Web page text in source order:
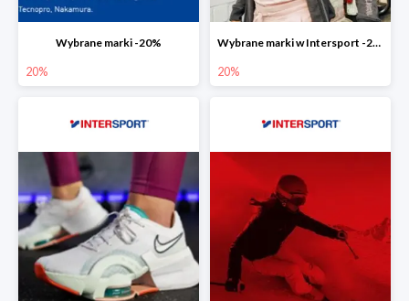
Wybrane marki -20%
20%
Wybrane marki w Intersport -20%
20%